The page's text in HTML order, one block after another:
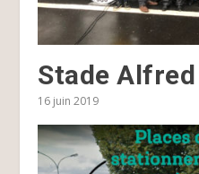
Stade
16 juin 2019